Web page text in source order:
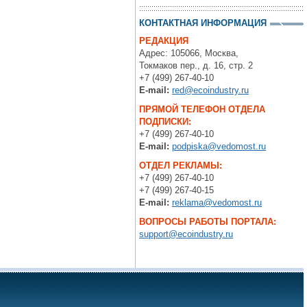
КОНТАКТНАЯ ИНФОРМАЦИЯ
РЕДАКЦИЯ
Адрес: 105066, Москва,
Токмаков пер., д. 16, стр. 2
+7 (499) 267-40-10
E-mail: red@ecoindustry.ru
ПРЯМОЙ ТЕЛЕФОН ОТДЕЛА
ПОДПИСКИ:
+7 (499) 267-40-10
E-mail: podpiska@vedomost.ru
ОТДЕЛ РЕКЛАМЫ:
+7 (499) 267-40-10
+7 (499) 267-40-15
E-mail: reklama@vedomost.ru
ВОПРОСЫ РАБОТЫ ПОРТАЛА:
support@ecoindustry.ru